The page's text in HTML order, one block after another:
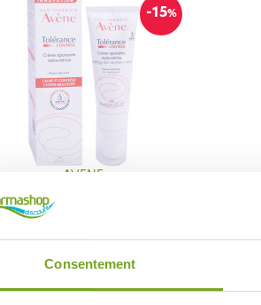
Consentement
-15%
AVENE
TOLERANCE CONTROL CREME
APAISANTE 40ML
ADD TO CART